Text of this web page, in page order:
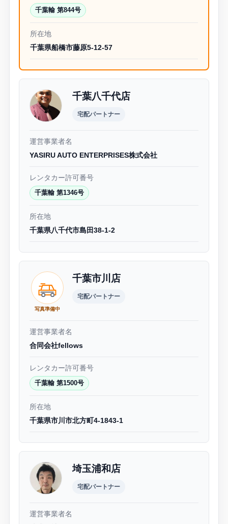
千葉輸 第844号
所在地
千葉県船橋市藤原5-12-57
千葉八千代店
宅配パートナー
運営事業者名
YASIRU AUTO ENTERPRISES株式会社
レンタカー許可番号
千葉輸 第1346号
所在地
千葉県八千代市島田38-1-2
写真準備中
千葉市川店
宅配パートナー
運営事業者名
合同会社fellows
レンタカー許可番号
千葉輸 第1500号
所在地
千葉県市川市北方町4-1843-1
埼玉浦和店
宅配パートナー
運営事業者名